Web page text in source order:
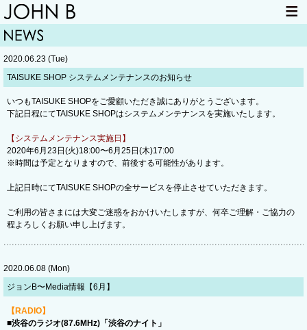
HOME
LIVE INFO
2020.06.23 (Tue)
​TAISUKE SHOP システムメンテナンスのお知らせ
いつもTAISUKE SHOPをご愛顧いただき誠にありがとうございます。
下記日程にてTAISUKE SHOPはシステムメンテナンスを実施いたします。
【システムメンテナンス実施日】
2020年6月23日(火)18:00〜6月25日(木)17:00
※時間は予定となりますので、前後する可能性があります。
上記日時にてTAISUKE SHOPの全サービスを停止させていただきます。
ご利用の皆さまには大変ご迷惑をおかけいたしますが、何卒ご理解・ご協力の
程よろしくお願い申し上げます。
2020.06.08 (Mon)
ジョンB〜Media情報【6月】
【RADIO】
■渋谷のラジオ(87.6MHz)「渋谷のナイト」